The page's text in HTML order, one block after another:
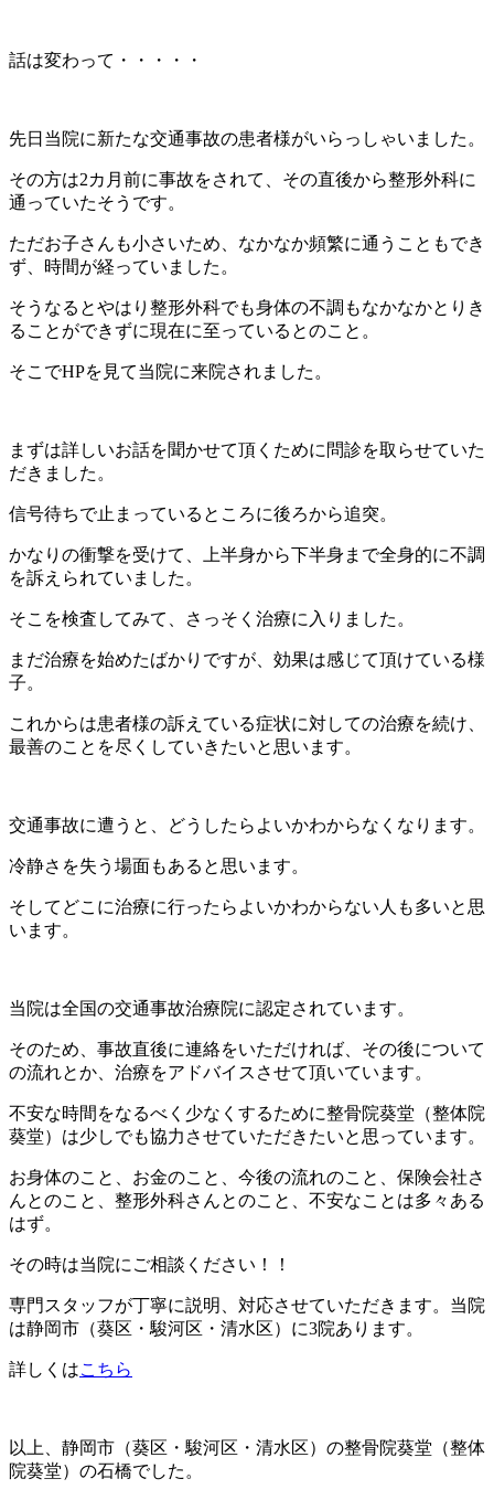
話は変わって・・・・・
先日当院に新たな交通事故の患者様がいらっしゃいました。
その方は2カ月前に事故をされて、その直後から整形外科に
通っていたそうです。
ただお子さんも小さいため、なかなか頻繁に通うこともでき
ず、時間が経っていました。
そうなるとやはり整形外科でも身体の不調もなかなかとりき
ることができずに現在に至っているとのこと。
そこでHPを見て当院に来院されました。
まずは詳しいお話を聞かせて頂くために問診を取らせていた
だきました。
信号待ちで止まっているところに後ろから追突。
かなりの衝撃を受けて、上半身から下半身まで全身的に不調
を訴えられていました。
そこを検査してみて、さっそく治療に入りました。
まだ治療を始めたばかりですが、効果は感じて頂けている様
子。
これからは患者様の訴えている症状に対しての治療を続け、
最善のことを尽くしていきたいと思います。
交通事故に遭うと、どうしたらよいかわからなくなります。
冷静さを失う場面もあると思います。
そしてどこに治療に行ったらよいかわからない人も多いと思
います。
当院は全国の交通事故治療院に認定されています。
そのため、事故直後に連絡をいただければ、その後について
の流れとか、治療をアドバイスさせて頂いています。
不安な時間をなるべく少なくするために整骨院葵堂（整体院
葵堂）は少しでも協力させていただきたいと思っています。
お身体のこと、お金のこと、今後の流れのこと、保険会社さ
んとのこと、整形外科さんとのこと、不安なことは多々ある
はず。
その時は当院にご相談ください！！
専門スタッフが丁寧に説明、対応させていただきます。当院
は静岡市（葵区・駿河区・清水区）に3院あります。
詳しくはこちら
以上、静岡市（葵区・駿河区・清水区）の整骨院葵堂（整体
院葵堂）の石橋でした。